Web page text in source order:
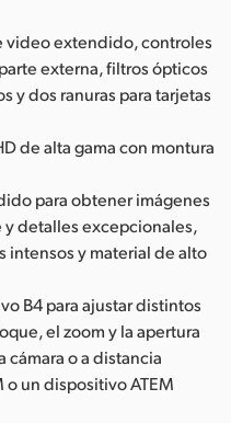
video extendido, controles
externa, filtros ópticos
y dos ranuras para tarjetas
de alta gama con montura
para obtener imágenes
detalles excepcionales,
intensos y material de alto
B4 para ajustar distintos
el zoom y la apertura
cámara o a distancia
un dispositivo ATEM